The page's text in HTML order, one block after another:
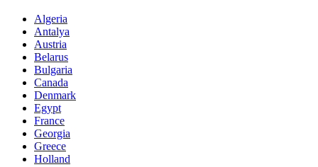
Algeria
Antalya
Austria
Belarus
Bulgaria
Canada
Denmark
Egypt
France
Georgia
Greece
Holland